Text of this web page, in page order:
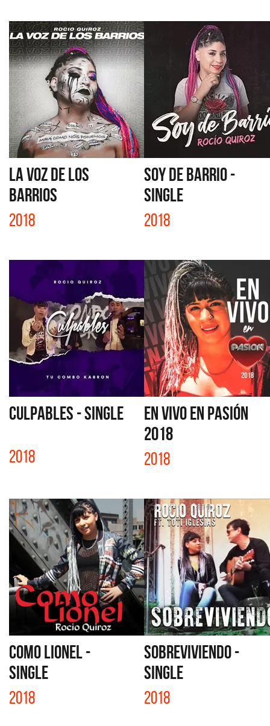
LA VOZ DE LOS
BARRIOS
2018
SOY DE BARRIO -
SINGLE
2018
CULPABLES - SINGLE
2018
EN VIVO EN PASIÓN
2018
2018
COMO LIONEL -
SINGLE
2018
SOBREVIVIENDO -
SINGLE
2018